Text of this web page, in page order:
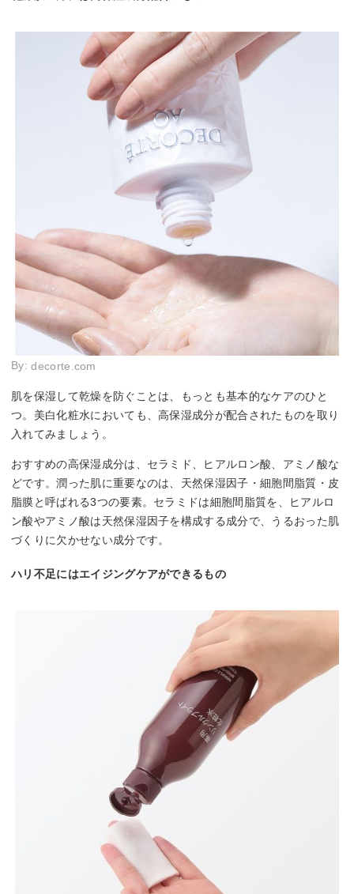
By:decorte.com
肌を保湿して乾燥を防ぐことは、もっとも基本的なケアのひと
つ。美白化粧水においても、高保湿成分が配合されたものを取り
入れてみましょう。
おすすめの高保湿成分は、セラミド、ヒアルロン酸、アミノ酸な
どです。潤った肌に重要なのは、天然保湿因子・細胞間脂質・皮
脂膜と呼ばれる3つの要素。セラミドは細胞間脂質を、ヒアルロ
ン酸やアミノ酸は天然保湿因子を構成する成分で、うるおった肌
づくりに欠かせない成分です。
ハリ不足にはエイジングケアができるもの